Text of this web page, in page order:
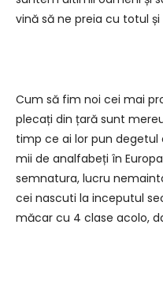
vină să ne preia cu totul
Cum să fim noi cei mai
plecați din țară sunt
timp ce ai lor pun degetul
mii de analfabeți în
semnatura, lucru
cei nascuti la inceputul
măcar cu 4 clase acolo,